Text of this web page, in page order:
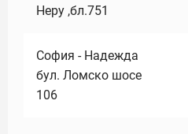
Неру ,бл.751
София - Надежда
бул. Ломско шосе
106